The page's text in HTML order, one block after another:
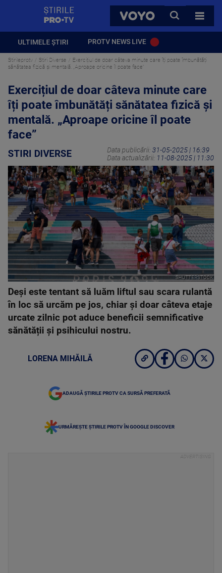
VOYO
CAUTA
TOATE
ULTIMELE ȘTIRI PROTV NEWS LIVE
Stirileprotv Stiri Diverse
Exercițiul de doar câteva minute care îți poate îmbunătăți
sănătatea fizică și mentală. „Aproape oricine îl poate face”
Exercițiul de doar câteva minute care
îți poate îmbunătăți sănătatea fizică și
mentală. „Aproape oricine îl poate
face”
STIRI DIVERSE Data publicării: 31-05-2025 | 16:39
Data actualizării: 11-08-2025 | 11:30
SHUTTERSTOCK
Deși este tentant să luăm liftul sau scara rulantă
în loc să urcăm pe jos, chiar și doar câteva etaje
urcate zilnic pot aduce beneficii semnificative
sănătății și psihicului nostru.
LORENA MIHĂILĂ
ADAUGĂ ȘTIRILE PROTV CA SURSĂ PREFERATĂ
URMĂREȘTE ȘTIRILE PROTV ÎN GOOGLE DISCOVER